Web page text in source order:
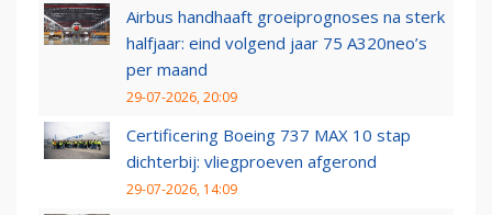
Airbus handhaaft groeiprognoses na sterk
halfjaar: eind volgend jaar 75 A320neo’s
per maand
29-07-2026, 20:09
Certificering Boeing 737 MAX 10 stap
dichterbij: vliegproeven afgerond
29-07-2026, 14:09